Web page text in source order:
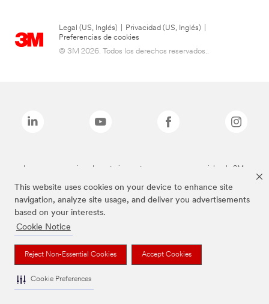
This website uses cookies on your device to enhance site
navigation, analyze site usage, and deliver you advertisements
based on your interests.
Cookie Notice
Reject Non-Essential Cookies Accept Cookies
Cookie Preferences
Legal (US, Inglés) Privacidad (US, Inglés)
Preferencias de cookies
© 3M 2026. Todos los derechos reservados..
Las marcas mencionadas anteriormente son marcas comerciales de 3M.